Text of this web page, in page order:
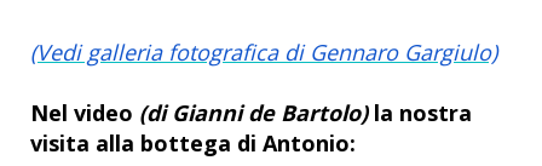
(Vedi galleria fotografica di Gennaro Gargiulo)
Nel video (di Gianni de Bartolo)la nostra
visita alla bottega di Antonio: